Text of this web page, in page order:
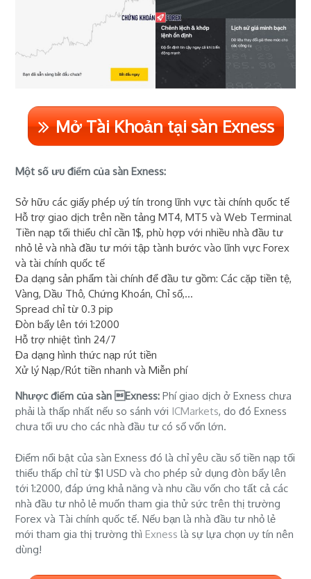
Mở Tài Khoản tại sàn Exness
Một số ưu điểm của sàn Exness:
Sở hữu các giấy phép uý tín trong lĩnh vực tài chính quốc tế
Hỗ trợ giao dịch trên nền tảng MT4, MT5 và Web Terminal
Tiền nạp tối thiểu chỉ cần 1$, phù hợp với nhiều nhà đầu tư
nhỏ lẻ và nhà đầu tư mới tập tành bước vào lĩnh vực Forex
và tài chính quốc tế
Đa dạng sản phẩm tài chính để đầu tư gồm: Các cặp tiền tệ,
Vàng, Dầu Thô, Chứng Khoán, Chỉ số,...
Spread chỉ từ 0.3 pip
Đòn bẩy lên tới 1:2000
Hỗ trợ nhiệt tình 24/7
Đa dạng hình thức nạp rút tiền
Xử lý Nạp/Rút tiền nhanh và Miễn phí
Nhược điểm của sàn Exness: Phí giao dịch ở Exness chưa
phải là thấp nhất nếu so sánh với ICMarkets, do đó Exness
chưa tối ưu cho các nhà đầu tư có số vốn lớn.
Điểm nổi bật của sàn Exness đó là chỉ yêu cầu số tiền nạp tối
thiểu thấp chỉ từ $1 USD và cho phép sử dụng đòn bẩy lên
tới 1:2000, đáp ứng khả năng và nhu cầu vốn cho tất cả các
nhà đầu tư nhỏ lẻ muốn tham gia thử sức trên thị trường
Forex và Tài chính quốc tế. Nếu bạn là nhà đầu tư nhỏ lẻ
mới tham gia thị trường thìExness là sự lựa chọn uy tín nên
dùng!